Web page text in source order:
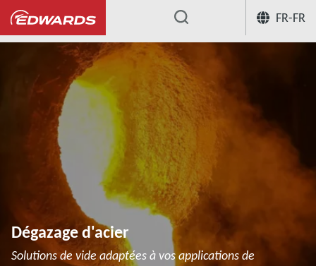
FR-FR
...
Dégazage d'acier
Solutions de vide adaptées à vos applications de